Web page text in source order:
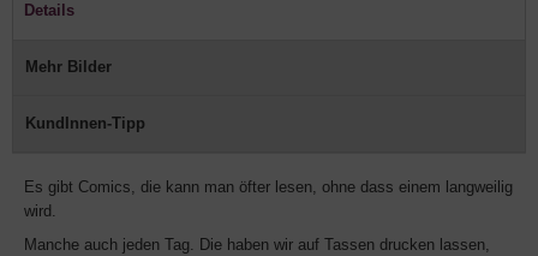
Details
Mehr Bilder
KundInnen-Tipp
Es gibt Comics, die kann man öfter lesen, ohne dass einem langweilig
wird.
Manche auch jeden Tag. Die haben wir auf Tassen drucken lassen,